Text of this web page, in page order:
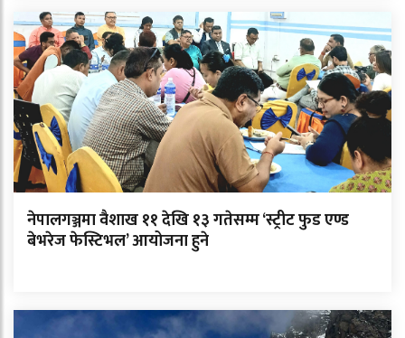
नेपालगञ्जमा वैशाख ११ देखि १३ गतेसम्म ‘स्ट्रीट फुड एण्ड
बेभरेज फेस्टिभल’ आयोजना हुने